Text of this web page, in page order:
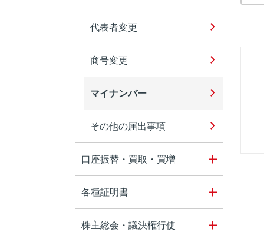
代表者変更
商号変更
マイナンバー
その他の届出事項
口座振替・買取・買増
各種証明書
株主総会・議決権行使